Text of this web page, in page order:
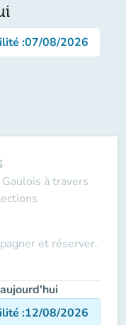
:07/08/2026
à travers
et réserver.
:12/08/2026